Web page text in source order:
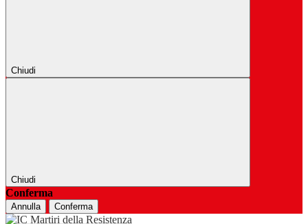
Chiudi
Chiudi
Conferma
Annulla Conferma